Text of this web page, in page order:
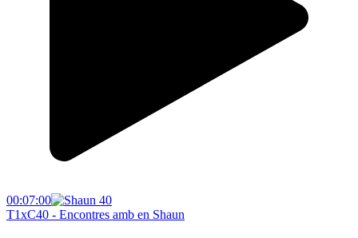
00:07:00
T1xC40 - Encontres amb en Shaun